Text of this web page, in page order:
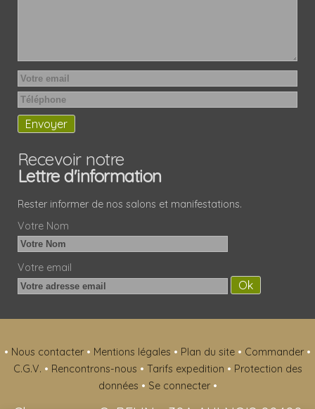
Recevoir notre
Lettre d'information
Rester informer de nos salons et manifestations.
Votre Nom
Votre email
• Nous contacter • Mentions légales • Plan du site • Commander •
C.G.V. • Rencontrons-nous • Tarifs expedition • Protection des
données • Se connecter •